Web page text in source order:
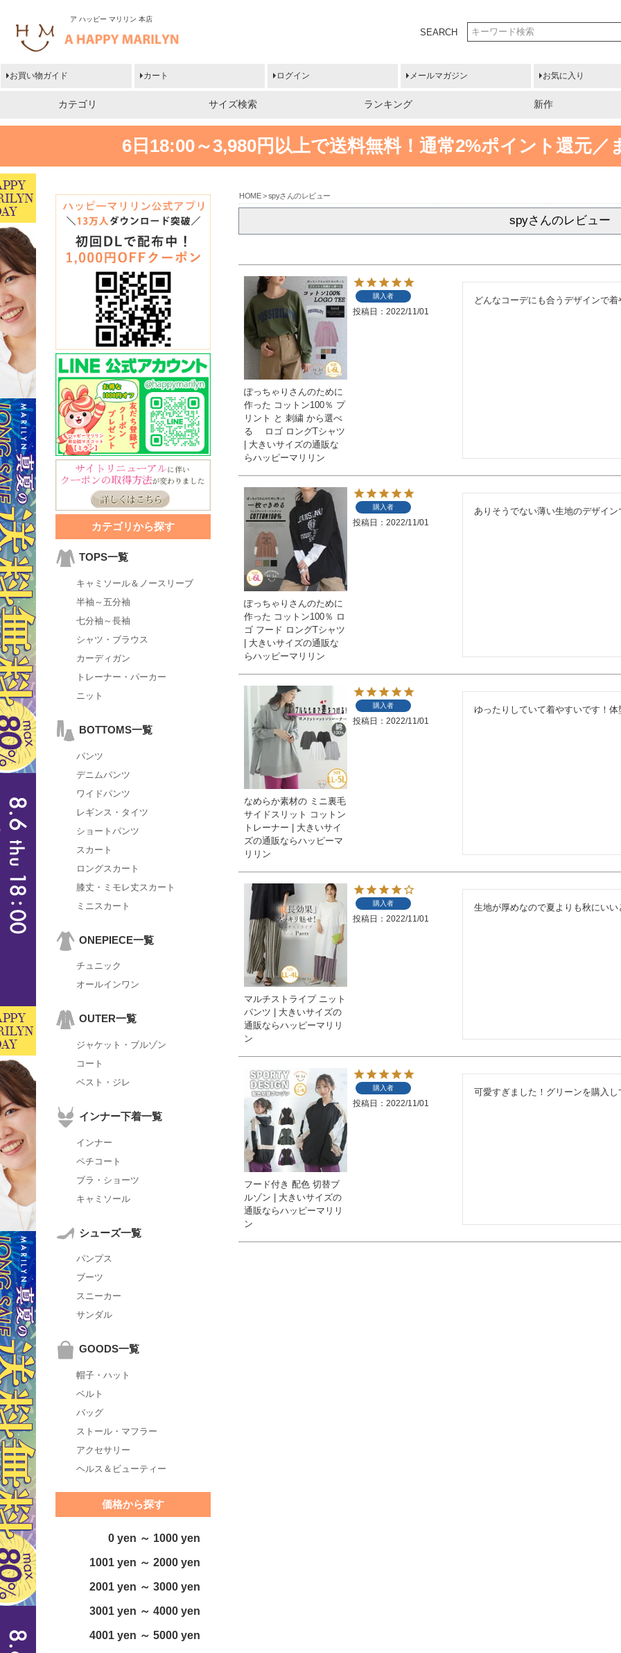
ア ハッピー マリリン 本店
SEARCH
お買い物ガイド カート ログイン メールマガジン お気に入り
カテゴリ サイズ検索 ランキング 新作
6日18:00～3,980円以上で送料無料！ 通常2%ポイント還元／
カテゴリから探す
TOPS一覧
キャミソール＆ノースリーブ
半袖～五分袖
七分袖～長袖
シャツ・ブラウス
カーディガン
トレーナー・パーカー
ニット
BOTTOMS一覧
パンツ
デニムパンツ
ワイドパンツ
レギンス・タイツ
ショートパンツ
スカート
ロングスカート
膝丈・ミモレ丈スカート
ミニスカート
ONEPIECE一覧
チュニック
オールインワン
OUTER一覧
ジャケット・ブルゾン
コート
ベスト・ジレ
インナー下着一覧
インナー
ペチコート
ブラ・ショーツ
キャミソール
シューズ一覧
パンプス
ブーツ
スニーカー
サンダル
GOODS一覧
帽子・ハット
ベルト
バッグ
ストール・マフラー
アクセサリー
ヘルス＆ビューティー
価格から探す
0 yen ～ 1000 yen
1001 yen ～ 2000 yen
2001 yen ～ 3000 yen
3001 yen ～ 4000 yen
4001 yen ～ 5000 yen
HOME spyさんのレビュー
spyさんのレビュー
ぽっちゃりさんのために
作った コットン100％ プ
リント と 刺繍 から選べ
る ロゴ ロングTシャツ
| 大きいサイズの通販な
らハッピーマリリン
購入者
投稿日 2022/11/01
どんなコーデにも合うデザインで着
ぽっちゃりさんのために
作った コットン100％ ロ
ゴ フード ロングTシャツ
| 大きいサイズの通販な
らハッピーマリリン
購入者
投稿日 2022/11/01
ありそうでない薄い生地のデザイン
なめらか素材の ミニ裏毛
サイドスリット コットン
トレーナー | 大きいサイ
ズの通販ならハッピーマ
リリン
購入者
投稿日 2022/11/01
ゆったりしていて着やすいです！体
マルチストライプ ニット
パンツ | 大きいサイズの
通販ならハッピーマリリ
ン
購入者
投稿日 2022/11/01
生地が厚めなので夏よりも秋にい
フード付き 配色 切替ブ
ルゾン | 大きいサイズの
通販ならハッピーマリリ
ン
購入者
投稿日 2022/11/01
可愛すぎました！グリーンを購入し